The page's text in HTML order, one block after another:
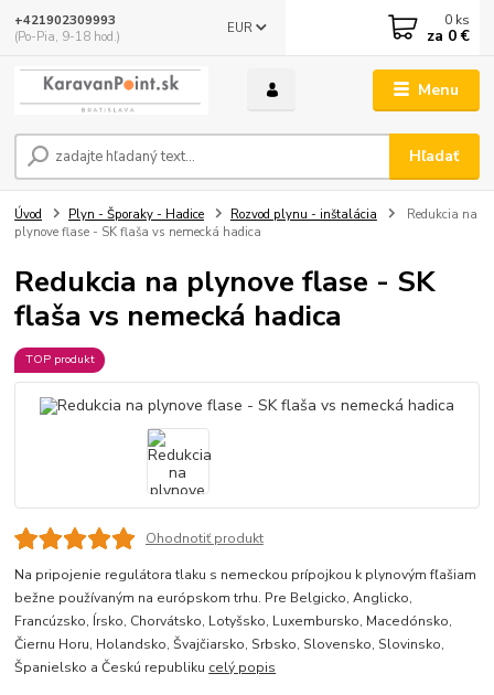
Menu
EUR
Hľadať
+421902309993
(Po-Pia, 9-18 hod.)
0 ks
za 0 €
Úvod Plyn - Šporaky - Hadice Rozvod plynu - inštalácia
Redukcia na
plynove flase - SK flaša vs nemecká hadica
Redukcia na plynove flase - SK
flaša vs nemecká hadica
TOP produkt
Ohodnotiť produkt
Na pripojenie regulátora tlaku s nemeckou prípojkou k plynovým fľašiam
bežne používaným na európskom trhu. Pre Belgicko, Anglicko,
Francúzsko, Írsko, Chorvátsko, Lotyšsko, Luxembursko, Macedónsko,
Čiernu Horu, Holandsko, Švajčiarsko, Srbsko, Slovensko, Slovinsko,
Španielsko a Českú republiku celý popis